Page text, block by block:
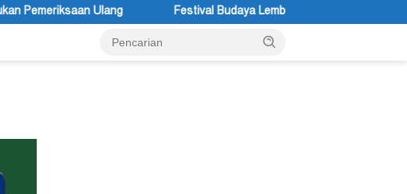
Festival Budaya Lembah Baliem Resmi Dibuka, Momentum Melestarikan